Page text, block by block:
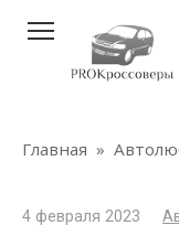
контенту
Главная »
4 февраля 2023